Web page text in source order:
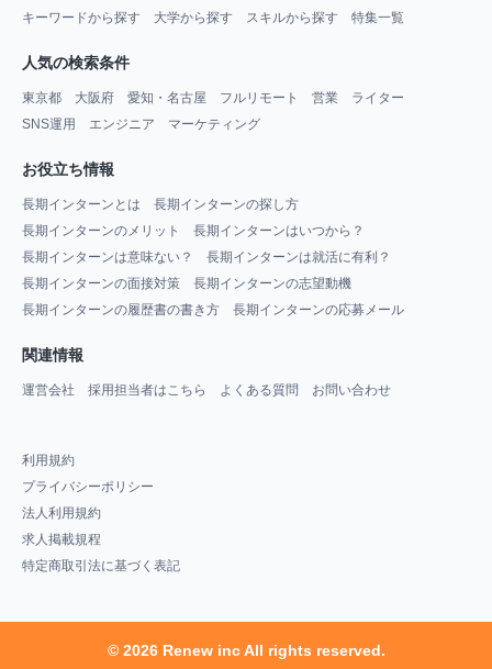
キーワードから探す
大学から探す スキルから探す 特集一覧
人気の検索条件
東京都 大阪府 愛知・名古屋 フルリモート 営業
ライター
SNS運用
エンジニア マーケティング
お役立ち情報
長期インターンとは
長期インターンの探し方
長期インターンのメリット
長期インターンはいつから？
長期インターンは意味ない？
長期インターンは就活に有利？
長期インターンの面接対策
長期インターンの志望動機
長期インターンの履歴書の書き方
長期インターンの応募メール
関連情報
運営会社 採用担当者はこちら よくある質問 お問い合わせ
利用規約
プライバシーポリシー
法人利用規約
求人掲載規程
特定商取引法に基づく表記
© 2026 Renew inc All rights reserved.